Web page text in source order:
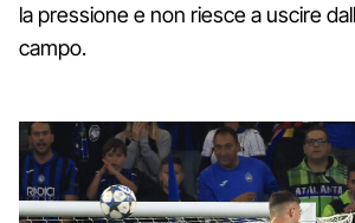
la pressione e non riesce a uscire
campo.